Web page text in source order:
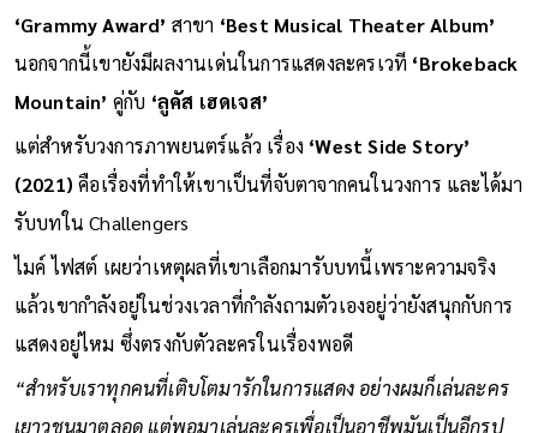
‘Grammy Award’ สาขา ‘Best Musical Theater Album’
นอกจากนี้เขายังมีผลงานเด่นในการแสดงละครเวที ‘Brokeback
Mountain’ คู่กับ ‘ลูคัส เฮดเจส’
แต่สำหรับวงการภาพยนตร์แล้ว เรื่อง ‘West Side Story’
(2021) คือเรื่องที่ทำให้เขาเป็นที่จับตาจากคนในวงการ และได้มา
รับบทใน Challengers
ไมค์ ไฟสต์ เผยว่าเหตุผลที่เขาเลือกมารับบทนี้เพราะความจริง
แล้วเขากำลังอยู่ในช่วงเวลาที่กำลังถามตัวเองอยู่ว่ายังสนุกกับการ
แสดงอยู่ไหม ซึ่งตรงกับตัวละครในเรื่องพอดี
“สำหรับเราทุกคนที่เติบโตมารักในการแสดง อย่างผมก็เล่นละคร
เยาวชนมาตลอด แต่พอมาเล่นละครเพื่อเป็นอาชีพมันเป็นอีกรูป